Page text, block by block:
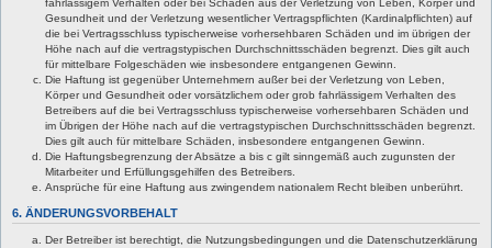
fahrlässigem Verhalten oder bei Schäden aus der Verletzung von Leben, Körper und
Gesundheit und der Verletzung wesentlicher Vertragspflichten (Kardinalpflichten) auf
die bei Vertragsschluss typischerweise vorhersehbaren Schäden und im übrigen der
Höhe nach auf die vertragstypischen Durchschnittsschäden begrenzt. Dies gilt auch
für mittelbare Folgeschäden wie insbesondere entgangenen Gewinn.
Die Haftung ist gegenüber Unternehmern außer bei der Verletzung von Leben,
Körper und Gesundheit oder vorsätzlichem oder grob fahrlässigem Verhalten des
Betreibers auf die bei Vertragsschluss typischerweise vorhersehbaren Schäden und
im Übrigen der Höhe nach auf die vertragstypischen Durchschnittsschäden begrenzt.
Dies gilt auch für mittelbare Schäden, insbesondere entgangenen Gewinn.
Die Haftungsbegrenzung der Absätze a bis c gilt sinngemäß auch zugunsten der
Mitarbeiter und Erfüllungsgehilfen des Betreibers.
Ansprüche für eine Haftung aus zwingendem nationalem Recht bleiben unberührt.
6. ÄNDERUNGSVORBEHALT
Der Betreiber ist berechtigt, die Nutzungsbedingungen und die Datenschutzerklärung